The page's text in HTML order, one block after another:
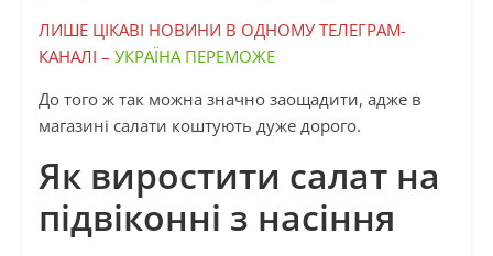
ЛИШЕ ЦІКАВІ НОВИНИ В ОДНОМУ ТЕЛЕГРАМ-
КАНАЛІ – УКРАЇНА ПЕРЕМОЖЕ
До того ж так можна значно заощадити, адже в
магазині салати коштують дуже дорого.
Як виростити салат на
підвіконні з насіння